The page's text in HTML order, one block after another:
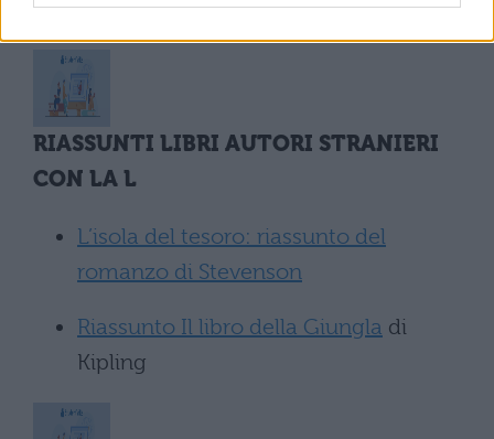
RIASSUNTI LIBRI AUTORI STRANIERI
CON LA L
L’isola del tesoro: riassunto del
romanzo di Stevenson
Riassunto Il libro della Giungla di
Kipling